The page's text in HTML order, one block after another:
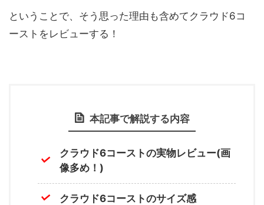
ということで、そう思った理由も含めてクラウド6コ
ーストをレビューする！
本記事で解説する内容
クラウド6コーストの実物レビュー(画
像多め！)
クラウド6コーストのサイズ感